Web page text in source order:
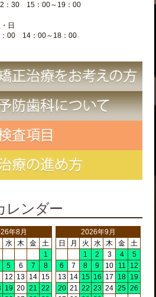
：30 15：00～19：00
日
00 14：00～18：00
レンダー
年8月
水 木 金
土
1
5 6 7
8
12 13 14 15
19 20 21 22
2026年9月
日
月 火 水 木 金
土
1
2 3 4
5
6
7 8 9 10 11
12
13 14 15 16 17 18 19
20 21 22 23 24 25 26